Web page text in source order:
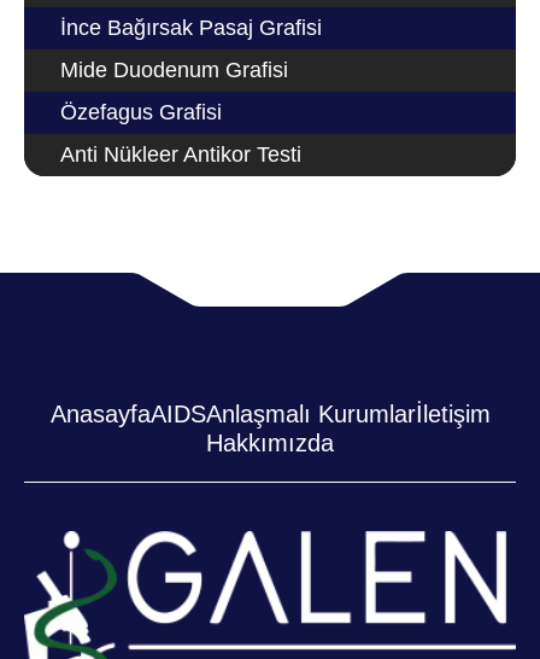
İnce Bağırsak Pasaj Grafisi
Mide Duodenum Grafisi
Özefagus Grafisi
Anti Nükleer Antikor Testi
AnasayfaAIDSAnlaşmalı Kurumlarİletişim
Hakkımızda